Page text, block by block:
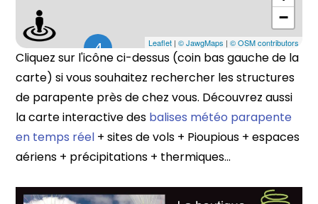
4
−
Leaflet| © JawgMaps | © OSM contributors
Cliquez sur l'icône ci-dessus (coin bas gauche de la
carte) si vous souhaitez rechercher les structures
de parapente près de chez vous. Découvrez aussi
la carte interactive des balises météo parapente
en temps réel + sites de vols + Pioupious + espaces
aériens + précipitations + thermiques...